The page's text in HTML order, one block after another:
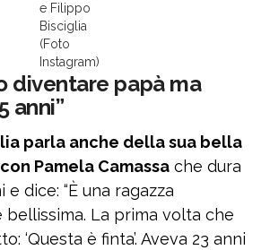
e Filippo
Bisciglia
(Foto
Instagram)
diventare papà ma
anni”
parla anche della sua bella
Pamela Camassa che dura
e dice: “È una ragazza
bellissima. La prima volta che
‘Questa è finta’. Aveva 23 anni